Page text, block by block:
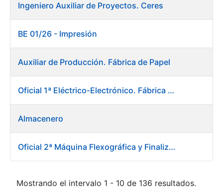
Ingeniero Auxiliar de Proyectos. Ceres
BE 01/26 - Impresión
Auxiliar de Producción. Fábrica de Papel
Oficial 1ª Eléctrico-Electrónico. Fábrica Papel
Almacenero
Oficial 2ª Máquina Flexográfica y Finalizado
Mostrando el intervalo 1 - 10 de 136 resultados.